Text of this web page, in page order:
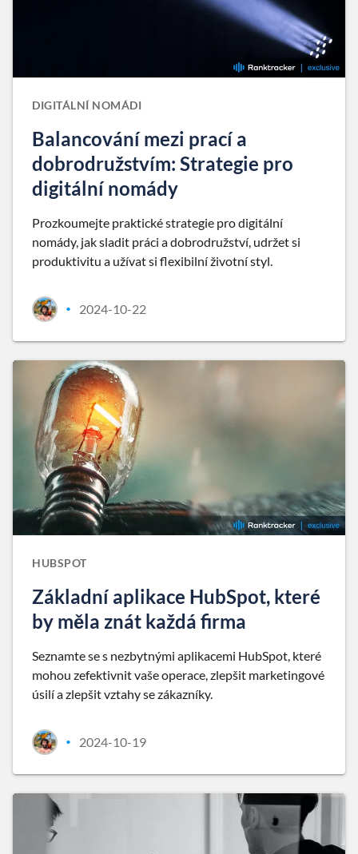
DIGITÁLNÍ NOMÁDI
Balancování mezi prací a
dobrodružstvím: Strategie pro
digitální nomády
Prozkoumejte praktické strategie pro digitální
nomády, jak sladit práci a dobrodružství, udržet si
produktivitu a užívat si flexibilní životní styl.
• 2024-10-22
HUBSPOT
Základní aplikace HubSpot, které
by měla znát každá firma
Seznamte se s nezbytnými aplikacemi HubSpot, které
mohou zefektivnit vaše operace, zlepšit marketingové
úsilí a zlepšit vztahy se zákazníky.
• 2024-10-19